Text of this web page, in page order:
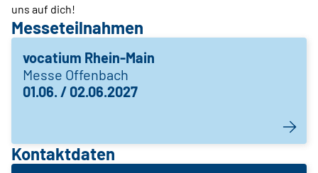
uns auf dich!
Messeteilnahmen
vocatium Rhein-Main
Messe Offenbach
01.06. / 02.06.2027
Kontaktdaten